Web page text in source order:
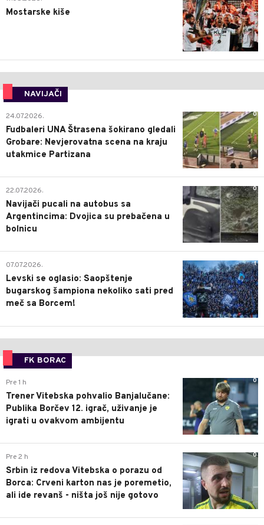
Mostarske kiše
NAVIJAČI
0
24.07.2026.
Fudbaleri UNA Štrasena šokirano gledali
Grobare: Nevjerovatna scena na kraju
utakmice Partizana
0
22.07.2026.
Navijači pucali na autobus sa
Argentincima: Dvojica su prebačena u
bolnicu
1
07.07.2026.
Levski se oglasio: Saopštenje
bugarskog šampiona nekoliko sati pred
meč sa Borcem!
FK BORAC
0
Pre 1 h
Trener Vitebska pohvalio Banjalučane:
Publika Borčev 12. igrač, uživanje je
igrati u ovakvom ambijentu
0
Pre 2 h
Srbin iz redova Vitebska o porazu od
Borca: Crveni karton nas je poremetio,
ali ide revanš - ništa još nije gotovo